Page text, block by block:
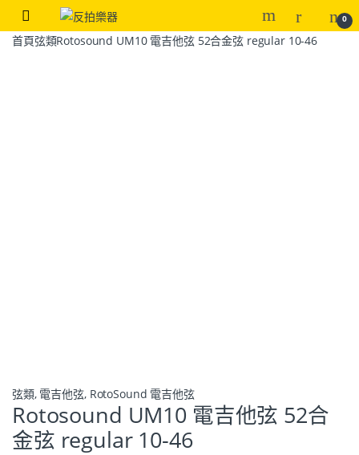
0
首頁弦類Rotosound UM10 電吉他弦 52合金弦 regular 10-46
弦類, 電吉他弦, RotoSound 電吉他弦
Rotosound UM10 電吉他弦 52合
金弦 regular 10-46